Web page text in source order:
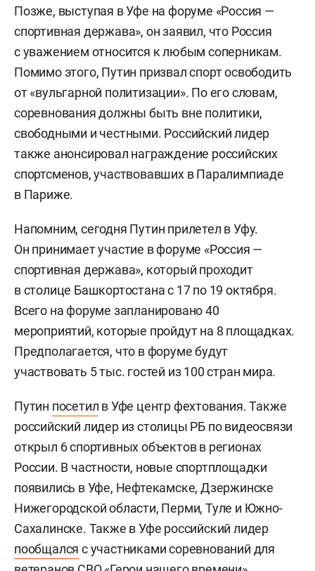
Позже, выступая в Уфе на форуме «Россия —
спортивная держава», он заявил, что Россия
с уважением относится к любым соперникам.
Помимо этого, Путин призвал спорт освободить
от «вульгарной политизации». По его словам,
соревнования должны быть вне политики,
свободными и честными. Российский лидер
также анонсировал награждение российских
спортсменов, участвовавших в Паралимпиаде
в Париже.
Напомним, сегодня Путин прилетел в Уфу.
Он принимает участие в форуме «Россия —
спортивная держава», который проходит
в столице Башкортостана с 17 по 19 октября.
Всего на форуме запланировано 40
мероприятий, которые пройдут на 8 площадках.
Предполагается, что в форуме будут
участвовать 5 тыс. гостей из 100 стран мира.
Путин посетил в Уфе центр фехтования. Также
российский лидер из столицы РБ по видеосвязи
открыл 6 спортивных объектов в регионах
России. В частности, новые спортплощадки
появились в Уфе, Нефтекамске, Дзержинске
Нижегородской области, Перми, Туле и Южно-
Сахалинске. Также в Уфе российский лидер
пообщался с участниками соревнований для